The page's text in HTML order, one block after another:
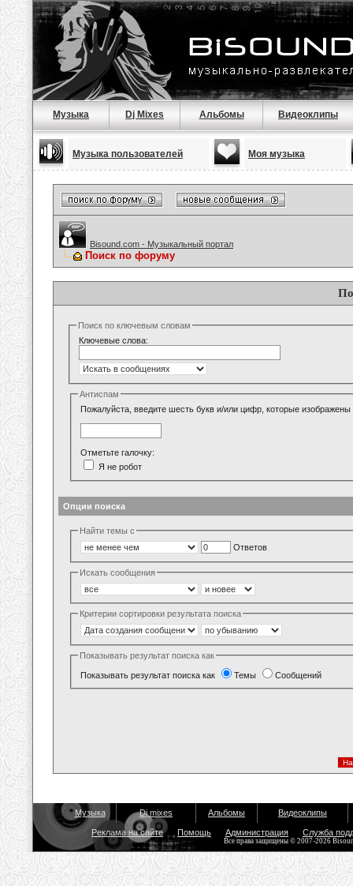
Музыка Dj Mixes Альбомы Видеоклипы
Музыка пользователей Моя музыка
Bisound.com - Музыкальный портал
Поиск по форуму
Поиск по ключевым словам
Ключевые слова:
Антиспам
Пожалуйста, введите шесть букв и/или цифр, которые изображены
Отметьте галочку:
Я не робот
Опции поиска
Найти темы с
Ответов
Искать сообщения
Критерии сортировки результата поиска
Показывать результат поиска как
Показывать результат поиска как Темы Сообщений
Музыка Dj mixes Альбомы Видеоклипы
Реклама на сайте Помощь Администрация Служба
Все права защищены © 2007-2026